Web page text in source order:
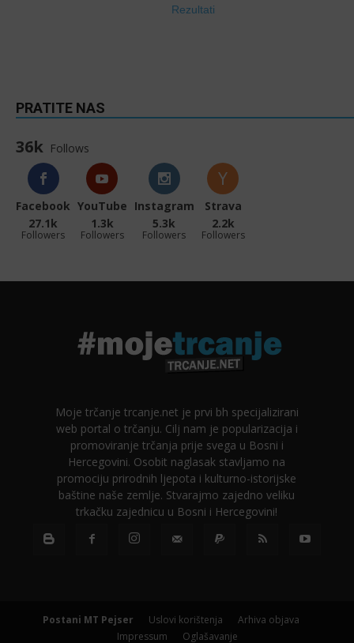
Rezultati
PRATITE NAS
36k Follows
Facebook
27.1k
Followers
YouTube
1.3k
Followers
Instagram
5.3k
Followers
Strava
2.2k
Followers
Moje trčanje trcanje.net je prvi bh specijalizirani
web portal o trčanju. Cilj nam je popularizacija i
promoviranje trčanja prije svega u Bosni i
Hercegovini. Osobit naglasak stavljamo na
promociju prirodnih ljepota i kulturno-istorijske
baštine naše zemlje. Stvarajmo zajedno veliku
trkačku zajednicu u Bosni i Hercegovini!
Postani MT Pejser Uslovi korištenja
Arhiva objava
Impressum
Oglašavanje